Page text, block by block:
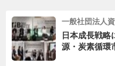
一般社団法人
日本成長戦略
源・炭素循環